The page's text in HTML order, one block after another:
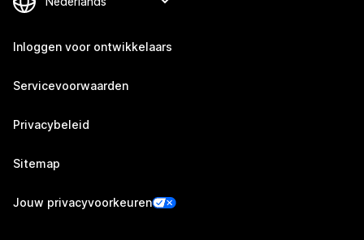
Inloggen voor ontwikkelaars
Servicevoorwaarden
Privacybeleid
Sitemap
Jouw privacyvoorkeuren